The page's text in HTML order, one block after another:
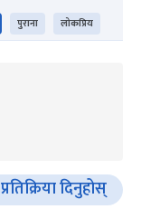
पुराना लोकप्रिय
प्रतिक्रिया दिनुहोस्